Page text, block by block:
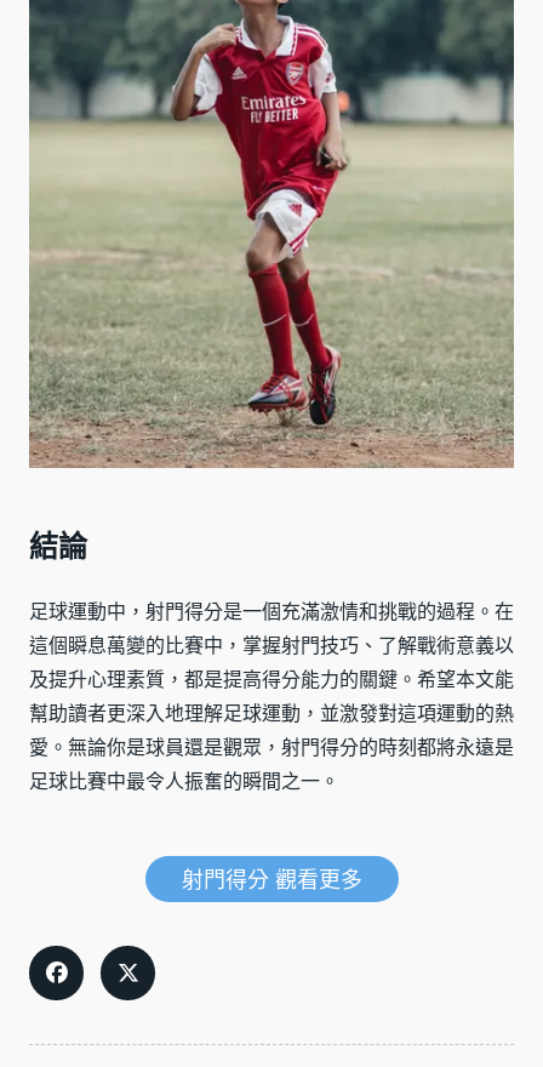
結論
足球運動中，射門得分是一個充滿激情和挑戰的過程。在
這個瞬息萬變的比賽中，掌握射門技巧、了解戰術意義以
及提升心理素質，都是提高得分能力的關鍵。希望本文能
幫助讀者更深入地理解足球運動，並激發對這項運動的熱
愛。無論你是球員還是觀眾，射門得分的時刻都將永遠是
足球比賽中最令人振奮的瞬間之一。
射門得分 觀看更多